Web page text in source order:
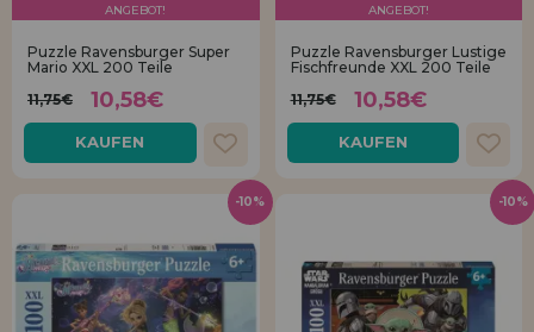
ANGEBOT!
Puzzle Ravensburger Super
Mario XXL 200 Teile
11,75€
10,58€
KAUFEN
ANGEBOT!
Puzzle Ravensburger Lustige
Fischfreunde XXL 200 Teile
11,75€
10,58€
KAUFEN
-10% -10%